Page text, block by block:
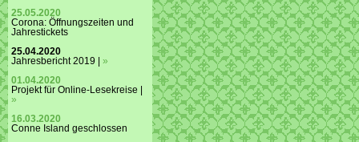
25.05.2020
Corona: Öffnungszeiten und
Jahrestickets
25.04.2020
Jahresbericht 2019 | »
01.04.2020
Projekt für Online-Lesekreise |
»
16.03.2020
Conne Island geschlossen